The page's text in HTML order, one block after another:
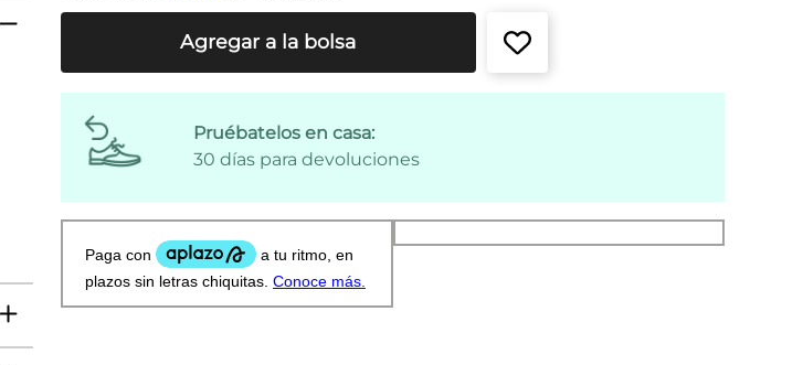
Agregar a la bolsa
Pruébatelos en casa:
30 días para devoluciones